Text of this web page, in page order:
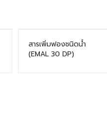
สารเพิ่มฟองชนิดน้ำ
(EMAL 30 DP)